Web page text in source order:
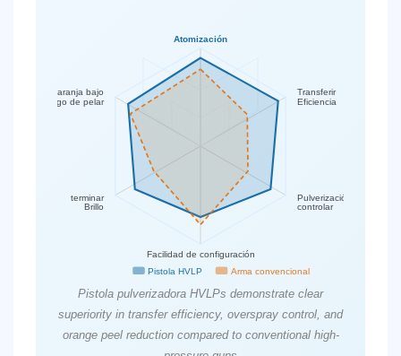
Atomización
Transferir
Eficiencia
Pulverización excesiva
controlar
Facilidad de configuración
terminar
Brillo
Naranja bajo
Riesgo de pelar
Pistola HVLP Arma convencional
Pistola pulverizadora HVLPs demonstrate clear
superiority in transfer efficiency, overspray control, and
orange peel reduction compared to conventional high-